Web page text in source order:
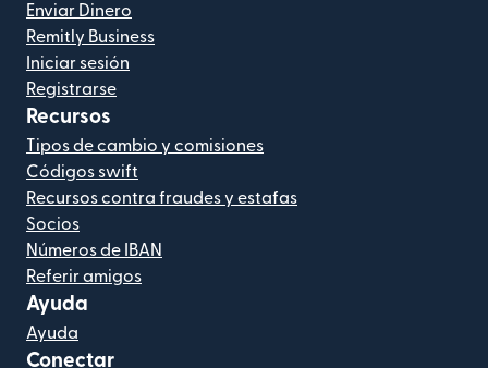
Enviar Dinero
Remitly Business
Iniciar sesión
Registrarse
Recursos
Tipos de cambio y comisiones
Códigos swift
Recursos contra fraudes y estafas
Socios
Números de IBAN
Referir amigos
Ayuda
Ayuda
Conectar